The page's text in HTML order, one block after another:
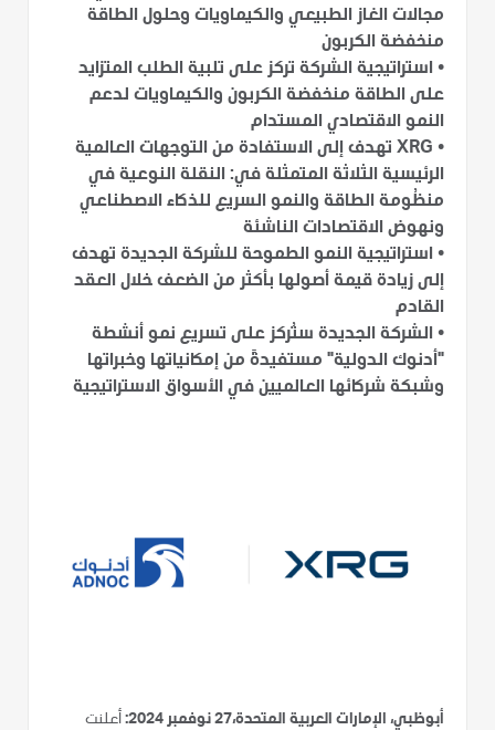
مجالات الغاز الطبيعي والكيماويات وحلول الطاقة
منخفضة الكربون
• استراتيجية الشركة تركز على تلبية الطلب المتزايد
على الطاقة منخفضة الكربون والكيماويات لدعم
النمو الاقتصادي المستدام
•
XRG تهدف إلى الاستفادة من التوجهات العالمية
الرئيسية الثلاثة المتمثلة في: النقلة النوعية في
منظُومة الطاقة والنمو السريع للذكاء الاصطناعي
ونهوض الاقتصادات الناشئة
• استراتيجية النمو الطموحة للشركة الجديدة تهدف
إلى زيادة قيمة أصولها بأكثر من الضعف خلال العقد
القادم
• الشركة الجديدة ستُركز على تسريع نمو أنشطة
"أدنوك الدولية" مستفيدةً من إمكانياتها وخبراتها
وشبكة شركائها العالميين في الأسواق الاستراتيجية
أبوظبي، الإمارات العربية المتحدة،27 نوفمبر 2024:
أعلنت